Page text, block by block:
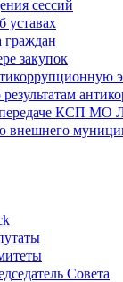
сессий
уставах
граждан
закупок
КСП МО
внешнего
Совета